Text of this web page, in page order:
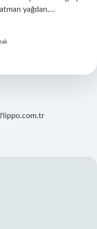
yağdan,…
lippo.com.tr